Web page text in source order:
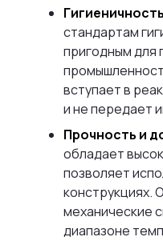
стандартам
пригодным для
вступает в
и не передает
Прочность и
обладает
позволяет
конструкциях.
механические
диапазоне